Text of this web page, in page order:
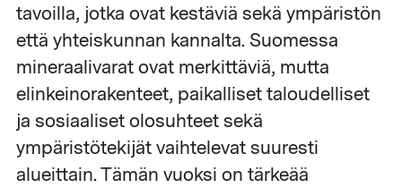
tavoilla, jotka ovat kestäviä sekä ympäristön
että yhteiskunnan kannalta. Suomessa
mineraalivarat ovat merkittäviä, mutta
elinkeinorakenteet, paikalliset taloudelliset
ja sosiaaliset olosuhteet sekä
ympäristötekijät vaihtelevat suuresti
alueittain. Tämän vuoksi on tärkeää